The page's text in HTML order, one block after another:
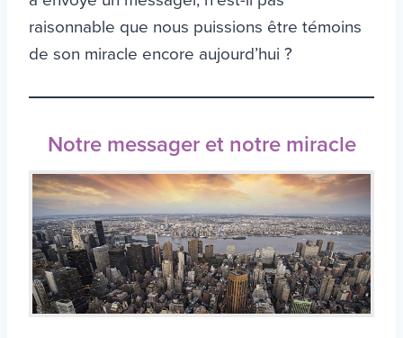
raisonnable que nous puissions être témoins
de son miracle encore aujourd’hui ?
Notre messager et notre miracle